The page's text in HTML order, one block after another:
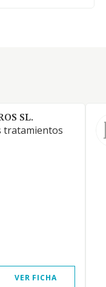
SL.
tratamientos
VER FICHA